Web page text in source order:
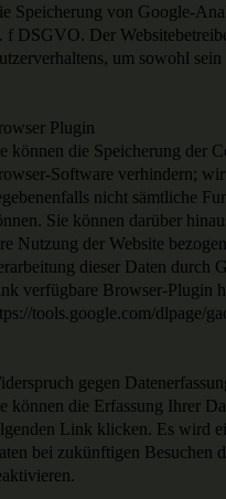
Speicherung von Google-
f DSGVO. Der
um sowohl
Plugin
können die Speicherung der
Software verhindern;
nicht sämtliche
Sie können darüber
Nutzung der Website
dieser Daten durch
verfügbare Browser-Plugin
tools.google.com/dlpage/
gegen
können die Erfassung Ihrer
Link klicken. Es wird
bei zukünftigen Besuchen